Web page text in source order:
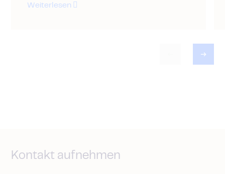
Weiterlesen
Kontakt aufnehmen